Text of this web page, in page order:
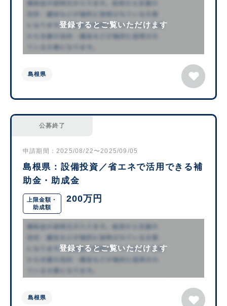
登録するとご覧いただけます
島根県
公募終了
申請期間：2025/08/22〜2025/09/05
島根県：設備投資／省エネで活用できる補
助金・助成金
上限金額・
助成額
200万円
登録するとご覧いただけます
島根県